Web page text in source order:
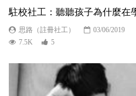
駐校社工：聽聽孩子為什麼在
思路（註冊社工）
03/06/2019
7.5K
5